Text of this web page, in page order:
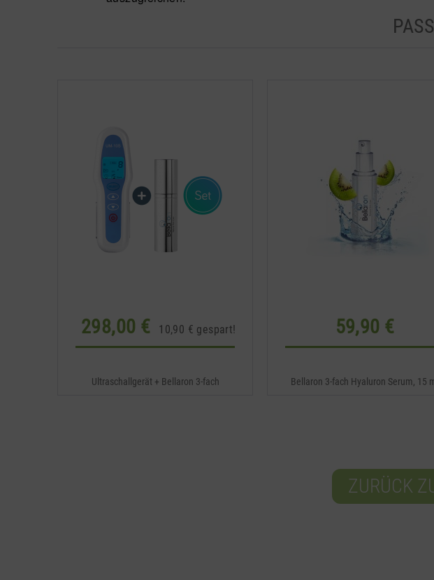
298,00 € 10,90 € gespart!
Ultraschallgerät + Bellaron 3-fach
59,90 €
Bellaron 3-fach Hyaluron Serum, 15
ZURÜCK